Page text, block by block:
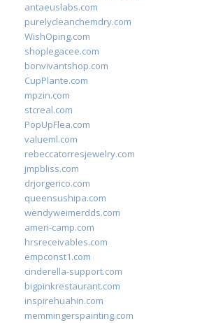
antaeuslabs.com
purelycleanchemdry.com
WishOping.com
shoplegacee.com
bonvivantshop.com
CupPlante.com
mpzin.com
stcreal.com
PopUpFlea.com
valueml.com
rebeccatorresjewelry.com
jmpbliss.com
drjorgerico.com
queensushipa.com
wendyweimerdds.com
ameri-camp.com
hrsreceivables.com
empconst1.com
cinderella-support.com
bigpinkrestaurant.com
inspirehuahin.com
memmingerspainting.com